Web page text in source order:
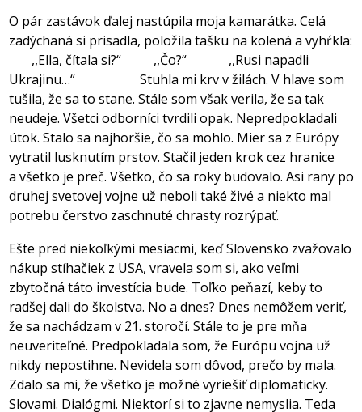
O pár zastávok ďalej nastúpila moja kamarátka. Celá
zadýchaná si prisadla, položila tašku na kolená a vyhŕkla:
,,Ella, čítala si?“ ,,Čo?“ ,,Rusi napadli
Ukrajinu…“ Stuhla mi krv v žilách. V hlave som
tušila, že sa to stane. Stále som však verila, že sa tak
neudeje. Všetci odborníci tvrdili opak. Nepredpokladali
útok. Stalo sa najhoršie, čo sa mohlo. Mier sa z Európy
vytratil lusknutím prstov. Stačil jeden krok cez hranice
a všetko je preč. Všetko, čo sa roky budovalo. Asi rany po
druhej svetovej vojne už neboli také živé a niekto mal
potrebu čerstvo zaschnuté chrasty rozrýpať.
Ešte pred niekoľkými mesiacmi, keď Slovensko zvažovalo
nákup stíhačiek z USA, vravela som si, ako veľmi
zbytočná táto investícia bude. Toľko peňazí, keby to
radšej dali do školstva. No a dnes? Dnes nemôžem veriť,
že sa nachádzam v 21. storočí. Stále to je pre mňa
neuveriteľné. Predpokladala som, že Európu vojna už
nikdy nepostihne. Nevidela som dôvod, prečo by mala.
Zdalo sa mi, že všetko je možné vyriešiť diplomaticky.
Slovami. Dialógmi. Niektorí si to zjavne nemyslia. Teda